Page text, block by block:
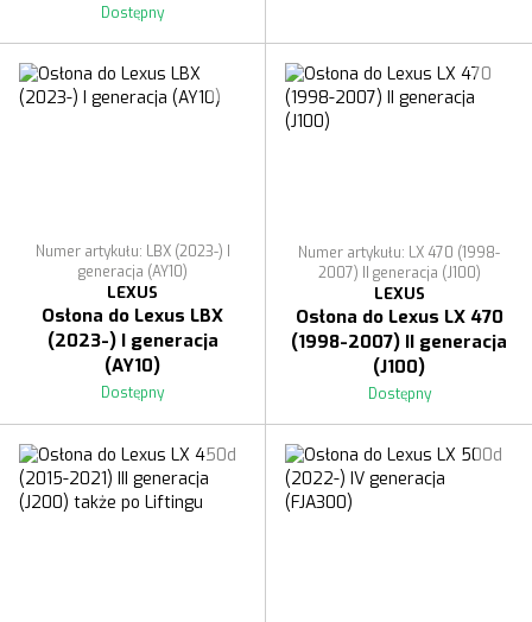
Dostępny
Numer artykułu: LBX (2023-) I
generacja (AY10)
LEXUS
Osłona do Lexus LBX
(2023-) I generacja
(AY10)
Dostępny
Numer artykułu: LX 470 (1998-
2007) II generacja (J100)
LEXUS
Osłona do Lexus LX 470
(1998-2007) II generacja
(J100)
Dostępny